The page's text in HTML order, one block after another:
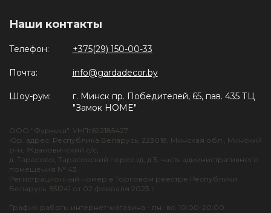
Наши контакты
Телефон: +375(29) 150-00-33
Почта: info@gardadecor.by
Шоу-рум:
г. Минск пр. Победителей, 65, пав. 435 ТЦ
"Замок HOME"
ООО "Фурниш". УНПт692185427
Юр. адрес: Республика Беларусь, 223018, Минская обл., Минский
р-н, Ждановичский с/с,
д. Тарасово, Тарасовский переезд, д.3, часть административного
помещения № 43.
Регистрационный номер в Торговом реестре Республики
Беларусь: 551241 от 02 февраля 2023 г.
График работы интернет-магазина - пн.-вс. 10:00-20:00